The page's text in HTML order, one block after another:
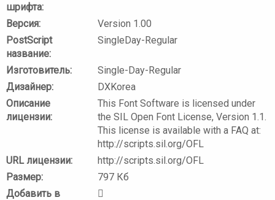
шрифта:
Версия:
Version 1.00
PostScript
название:
SingleDay-Regular
Изготовитель:
Single-Day-Regular
Дизайнер:
DXKorea
Описание
лицензии:
This Font Software is licensed under
the SIL Open Font License, Version 1.1.
This license is available with a FAQ at:
http://scripts.sil.org/OFL
URL лицензии:
http://scripts.sil.org/OFL
Размер:
797 Кб
Добавить в